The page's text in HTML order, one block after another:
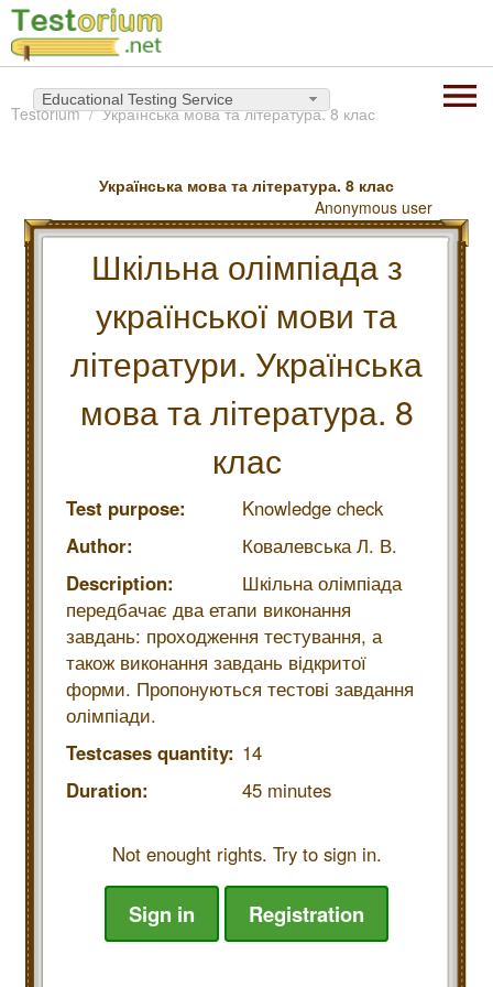
Educational Testing Service
Testorium Українська мова та література. 8 клас
Українська мова та література. 8 клас
Anonymous user
Шкільна олімпіада з
української мови та
літератури. Українська
мова та література. 8
клас
Test purpose:
Knowledge check
Author:
Ковалевська Л. В.
Description:
Шкільна олімпіада
передбачає два етапи виконання
завдань: проходження тестування, а
також виконання завдань відкритої
форми. Пропонуються тестові завдання
олімпіади.
Testcases quantity: 14
Duration:
45 minutes
Not enought rights. Try to sign in.
Sign in Registration